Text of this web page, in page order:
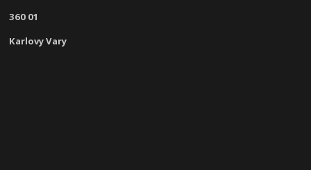
360 01
Karlovy Vary